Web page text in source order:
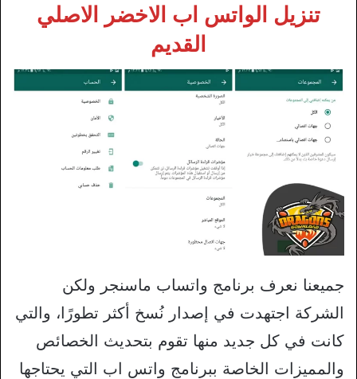
تنزيل الواتس اب الاخضر الاصلي
القديم
جميعنا نعرف برنامج واتساب ماسنجر ولكن
الشركة اجتهدت في إصدار نُسخ أكثر تطورًا، والتي
كانت في كل جديد منها تقوم بتحديث الخصائص
والمميزات الخاصة ببرنامج واتس اب التي يحتاجها